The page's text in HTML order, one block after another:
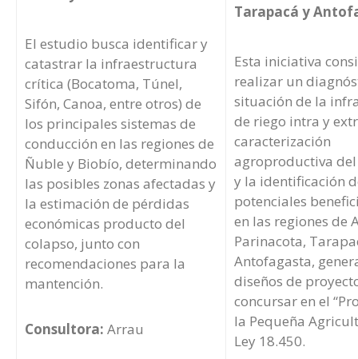
El estudio busca identificar y
catastrar la infraestructura
crítica (Bocatoma, Túnel,
Sifón, Canoa, entre otros) de
los principales sistemas de
conducción en las regiones de
Ñuble y Biobío, determinando
las posibles zonas afectadas y
la estimación de pérdidas
económicas producto del
colapso, junto con
recomendaciones para la
mantención.
Consultora: Arrau
Tarapacá y
Esta iniciativa
realizar un
situación de la
de riego intra y
caracterización
agroproductiva
y la identificación
potenciales
en las regiones de
Parinacota,
Antofagasta,
diseños de
concursar en el
la Pequeña
Ley 18.450.